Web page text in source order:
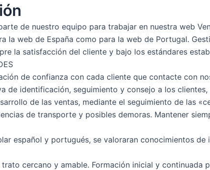
de nuestro equipo para trabajar en nuestra web
la web de España como para la web de Portugal.
la satisfacción del cliente y bajo los estándares
de confianza con cada cliente que contacte con
de identificación, seguimiento y consejo a los
de las ventas, mediante el seguimiento de las
de transporte y posibles demoras. Mantener
español y portugués, se valoraran conocimientos de
cercano y amable. Formación inicial y continuada